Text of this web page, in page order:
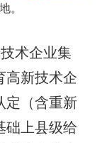
。
术企业集
高新技术企
定（含重新
础上县级给